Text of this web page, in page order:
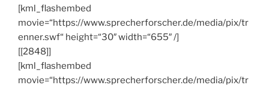
[kml_flashembed
movie=“https://www.sprecherforscher.de/media/pix/tr
enner.swf“ height=“30″ width=“655″ /]
[[2848]]
[kml_flashembed
movie=“https://www.sprecherforscher.de/media/pix/tr